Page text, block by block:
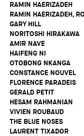
RAMIN HAERIZADEH
RAMIN HAERIZADEH,
GARY HILL
NORITOSHI HIRAKAWA
AMIR NAVE
HAIFENG NI
OTOBONG NKANGA
CONSTANCE NOUVEL
FLORENCE PARADEIS
GERALD PETIT
HESAM RAHMANIAN
VIVIEN ROUBAUD
THE BLUE NOSES
LAURENT TIXADOR